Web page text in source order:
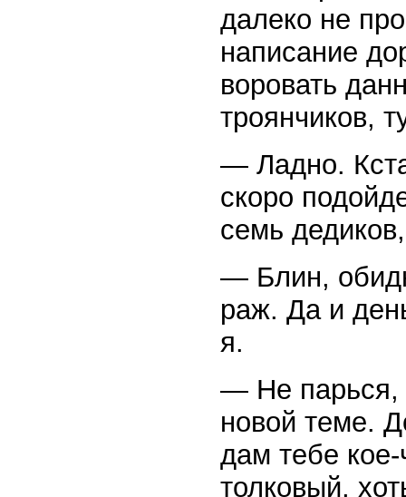
далеко не
написание
воровать
троянчиков,
— Ладно.
скоро
семь
— Блин,
раж. Да и
я.
— Не парься,
новой теме.
дам тебе
толковый,